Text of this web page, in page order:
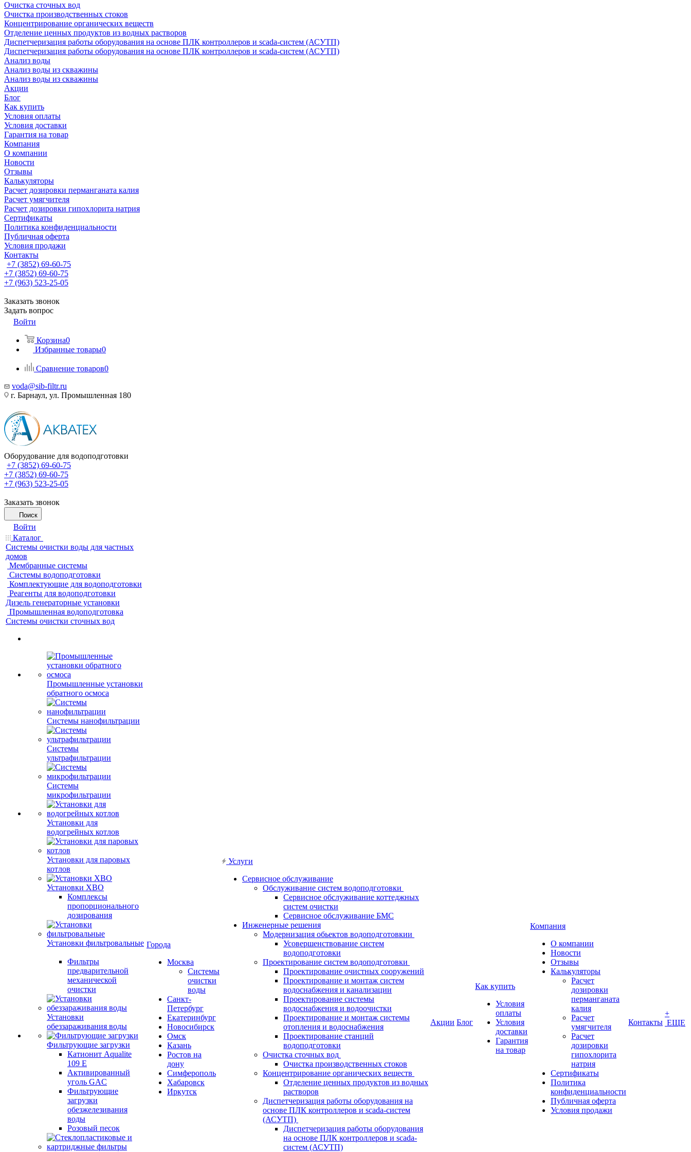
Очистка сточных вод
Очистка производственных стоков
Концентрирование органических веществ
Отделение ценных продуктов из водных растворов
Диспетчеризация работы оборудования на основе ПЛК контроллеров и scada-систем (АСУТП)
Диспетчеризация работы оборудования на основе ПЛК контроллеров и scada-систем (АСУТП)
Анализ воды
Анализ воды из скважины
Анализ воды из скважины
Акции
Блог
Как купить
Условия оплаты
Условия доставки
Гарантия на товар
Компания
О компании
Новости
Отзывы
Калькуляторы
Расчет дозировки перманганата калия
Расчет умягчителя
Расчет дозировки гипохлорита натрия
Сертификаты
Политика конфиденциальности
Публичная оферта
Условия продажи
Контакты
+7 (3852) 69-60-75
+7 (3852) 69-60-75
+7 (963) 523-25-05
Заказать звонок
Задать вопрос
Войти
Корзина0
Избранные товары0
Сравнение товаров0
voda@sib-filtr.ru
г. Барнаул, ул. Промышленная 180
Оборудование для водоподготовки
+7 (3852) 69-60-75
+7 (3852) 69-60-75
+7 (963) 523-25-05
Заказать звонок
Поиск
Войти
Каталог
Системы очистки воды для частных
домов
Мембранные системы
Системы водоподготовки
Комплектующие для водоподготовки
Реагенты для водоподготовки
Дизель генераторные установки
Промышленная водоподготовка
Системы очистки сточных вод
Промышленные установки
обратного осмоса
Системы нанофильтрации
Системы
ультрафильтрации
Системы
микрофильтрации
Установки для
водогрейных котлов
Установки для паровых
котлов
Установки ХВО
Комплексы
пропорционального
дозирования
Установки фильтровальные
Фильтры
предварительной
механической
очистки
Установки
обеззараживания воды
Фильтрующие загрузки
Катионит Aqualite
109 E
Активированный
уголь GAC
Фильтрующие
загрузки
обезжелезивания
воды
Розовый песок
Города
Москва
Системы
очистки
воды
Санкт-
Петербург
Екатеринбург
Новосибирск
Омск
Казань
Ростов на
дону
Симферополь
Хабаровск
Иркутск
Услуги
Сервисное обслуживание
Обслуживание систем водоподготовки
Сервисное обслуживание коттеджных
систем очистки
Сервисное обслуживание БМС
Инженерные решения
Модернизация обьектов водоподготовкии
Усовершенствование систем
водоподготовки
Проектирование систем водоподготовки
Проектирование очистных сооружений
Проектирование и монтаж систем
водоснабжения и канализации
Проектирование системы
водоснабжения и водоочистки
Проектирование и монтаж системы
отопления и водоснабжения
Проектирование станций
водоподготовки
Очистка сточных вод
Очистка производственных стоков
Концентрирование органических веществ
Отделение ценных продуктов из водных
растворов
Диспетчеризация работы оборудования на
основе ПЛК контроллеров и scada-систем
(АСУТП)
Диспетчеризация работы оборудования
на основе ПЛК контроллеров и scada-
систем (АСУТП)
Акции Блог
Как купить
Условия
оплаты
Условия
доставки
Гарантия
на товар
Компания
О компании
Новости
Отзывы
Калькуляторы
Расчет
дозировки
перманганата
калия
Расчет
умягчителя
Расчет
дозировки
гипохлорита
натрия
Сертификаты
Политика
конфиденциальности
Публичная оферта
Условия продажи
Контакты
+
ЕЩЕ